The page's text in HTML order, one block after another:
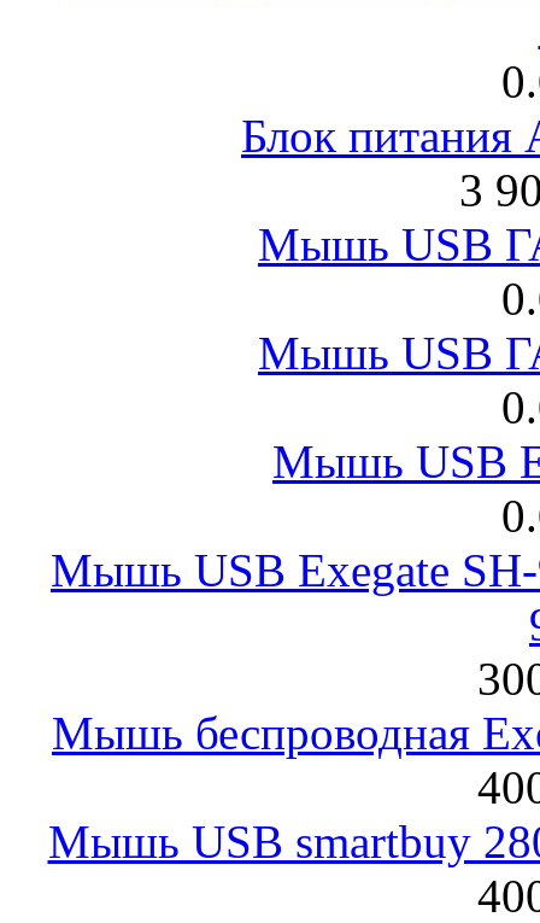
Блок питания
3
Мышь USB
Мышь USB
Мышь USB
Мышь USB Exegate
Мышь беспроводная
Мышь USB smartbuy